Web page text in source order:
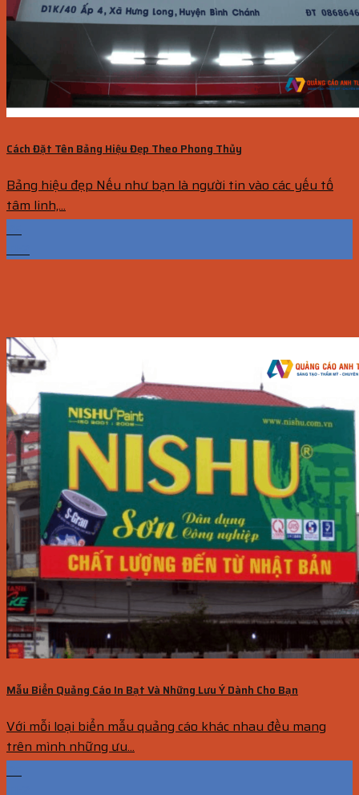
Cách Đặt Tên Bảng Hiệu Đẹp Theo Phong Thủy
Bảng hiệu đẹp Nếu như bạn là người tin vào các yếu tố
tâm linh,...
Mẫu Biển Quảng Cáo In Bạt Và Những Lưu Ý Dành Cho Bạn
Với mỗi loại biển mẫu quảng cáo khác nhau đều mang
trên mình những ưu...